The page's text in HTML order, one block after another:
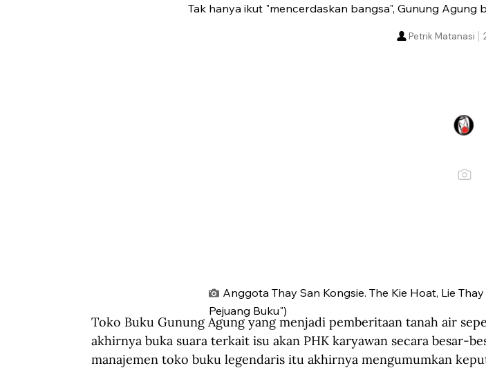
Tak hanya ikut "mencerdaskan bangsa", Gunung Agung
Petrik Matanasi
Anggota Thay San Kongsie. The Kie Hoat, Lie
Pejuang Buku")
Toko Buku Gunung Agung yang menjadi pemberitaan tanah air
akhirnya buka suara terkait isu akan PHK karyawan secara besar-
manajemen toko buku legendaris itu akhirnya mengumumkan